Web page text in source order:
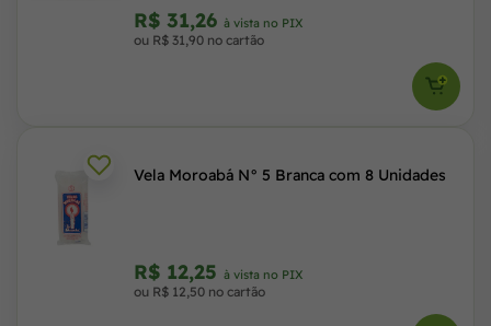
R$ 31,26 à vista no PIX
ou R$ 31,90 no cartão
Vela Moroabá N° 5 Branca com 8 Unidades
R$ 12,25 à vista no PIX
ou R$ 12,50 no cartão